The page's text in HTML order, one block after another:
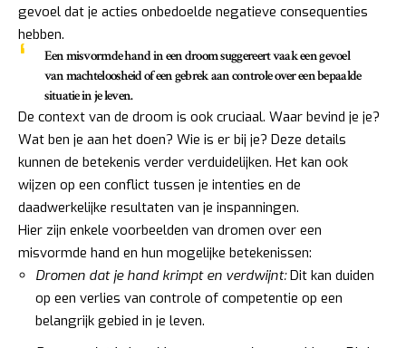
gevoel dat je acties onbedoelde negatieve consequenties
hebben.
Een misvormde hand in een droom suggereert vaak een gevoel
van machteloosheid of een gebrek aan controle over een bepaalde
situatie in je leven.
De context van de droom is ook cruciaal. Waar bevind je je?
Wat ben je aan het doen? Wie is er bij je? Deze details
kunnen de betekenis verder verduidelijken. Het kan ook
wijzen op een conflict tussen je intenties en de
daadwerkelijke resultaten van je inspanningen.
Hier zijn enkele voorbeelden van dromen over een
misvormde hand en hun mogelijke betekenissen:
Dromen dat je hand krimpt en verdwijnt:Dit kan duiden
op een verlies van controle of competentie op een
belangrijk gebied in je leven.